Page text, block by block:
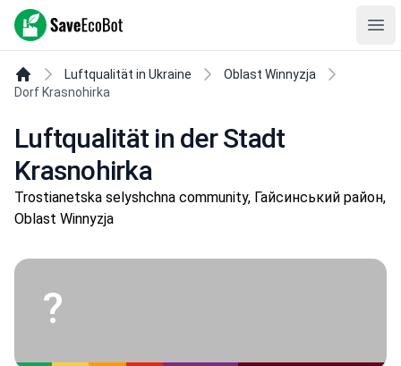
SaveEcoBot
Luftqualität in Ukraine
Oblast Winnyzja
Dorf Krasnohirka
Luftqualität in der Stadt
Krasnohirka
Trostianetska selyshchna community, Гайсинський район,
Oblast Winnyzja
?